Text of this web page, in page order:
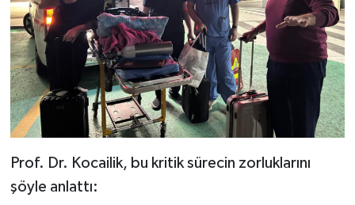
Prof. Dr. Kocailik, bu kritik sürecin zorluklarını
şöyle anlattı: